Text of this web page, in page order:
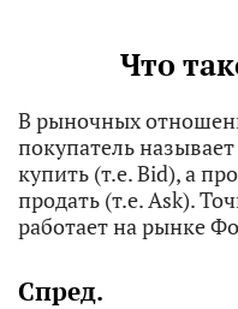
Что
В рыночных
покупатель
купить (т.е. Bid), а
продать (т.е. Ask).
работает на рынке
Спред.